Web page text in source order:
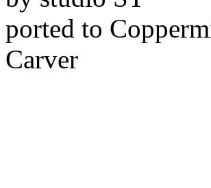
ported to
Carver